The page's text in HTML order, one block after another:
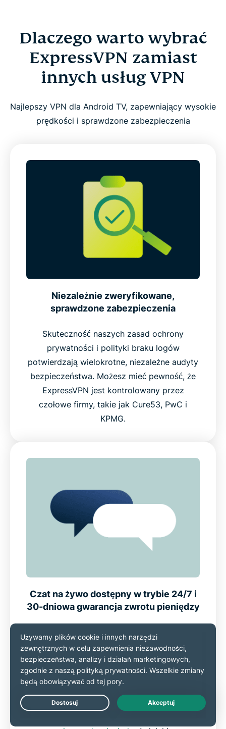
Dlaczego warto wybrać
ExpressVPN zamiast
innych usług VPN
Najlepszy VPN dla Android TV, zapewniający wysokie
prędkości i sprawdzone zabezpieczenia
Niezależnie zweryfikowane,
sprawdzone zabezpieczenia
Skuteczność naszych zasad ochrony
prywatności i polityki braku logów
potwierdzają wielokrotne, niezależne audyty
bezpieczeństwa. Możesz mieć pewność, że
ExpressVPN jest kontrolowany przez
czołowe firmy, takie jak Cure53, PwC i
KPMG.
Czat na żywo dostępny w trybie 24/7 i
30-dniowa gwarancja zwrotu pieniędzy
ExpressVPN oferuje szybką pomoc
technicznąpoprzez wielojęzyczny czat na
żywo i e-mail, dostępne przez całą dobę.
Prawdziwi eksperci są gotowi pomóc w
konfiguracji Android TV lub odpowiedzieć na
pytania dotyczące streamingu. Każda nowa
Live Chat